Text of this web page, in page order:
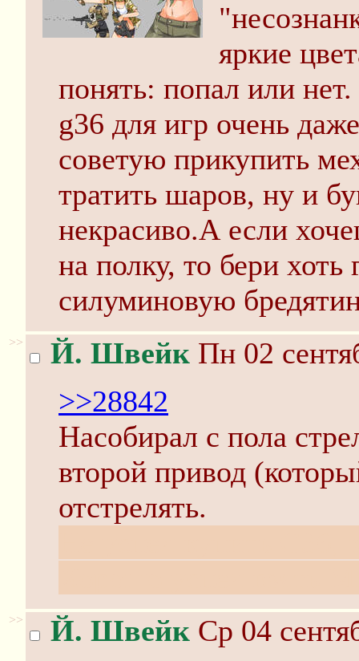
яркие
понять: попал или нет.
g36 для игр очень
советую прикупить
тратить шаров, ну и
некрасиво.А если
на полку, то бери
силуминовую
>> Й. Швейк Пн 02
>>28842
Насобирал с пола
второй привод
отстрелять.
>> Й. Швейк Ср 04